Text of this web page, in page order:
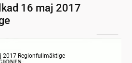
16 maj 2017
ärenden
2017 Regionfullmäktige